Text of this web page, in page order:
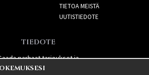
TIETOA MEISTÄ
UUTISTIEDOTE
TIEDOTE
parhaat tarjoukset ja
uusia tuotteita!